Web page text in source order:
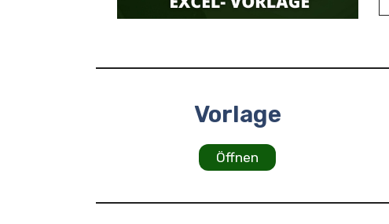
Vorlage
Öffnen